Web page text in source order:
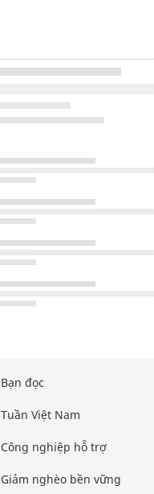
Bạn đọc
Tuần Việt Nam
Công nghiệp hỗ trợ
Giảm nghèo bền vững